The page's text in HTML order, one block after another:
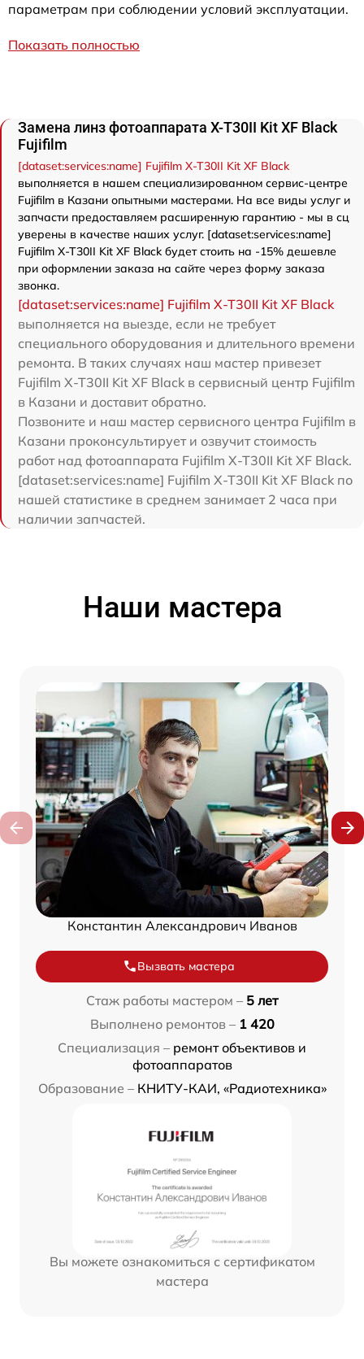
параметрам при соблюдении условий эксплуатации.
Показать полностью
Замена линз фотоаппарата X-T30II Kit XF Black
Fujifilm
[dataset:services:name] Fujifilm X-T30II Kit XF Black
выполняется в нашем специализированном сервис-центре
Fujifilm в Казани опытными мастерами. На все виды услуг и
запчасти предоставляем расширенную гарантию - мы в сц
уверены в качестве наших услуг. [dataset:services:name]
Fujifilm X-T30II Kit XF Black будет стоить на -15% дешевле
при оформлении заказа на сайте через форму заказа
звонка.
[dataset:services:name] Fujifilm X-T30II Kit XF Black
выполняется на выезде, если не требует
специального оборудования и длительного времени
ремонта. В таких случаях наш мастер привезет
Fujifilm X-T30II Kit XF Black в сервисный центр Fujifilm
в Казани и доставит обратно.
Позвоните и наш мастер сервисного центра Fujifilm в
Казани проконсультирует и озвучит стоимость
работ над фотоаппарата Fujifilm X-T30II Kit XF Black.
[dataset:services:name] Fujifilm X-T30II Kit XF Black по
нашей статистике в среднем занимает 2 часа при
наличии запчастей.
Наши мастера
Константин Александрович Иванов
Вызвать мастера
Стаж работы мастером – 5 лет
Выполнено ремонтов – 1 420
Специализация – ремонт объективов и
фотоаппаратов
Образование – КНИТУ-КАИ, «Радиотехника»
Вы можете ознакомиться с сертификатом
мастера